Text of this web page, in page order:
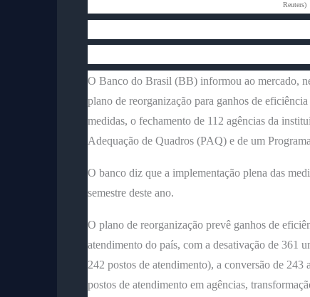
Reuters)
O Banco do Brasil (BB) informou ao mercado,
plano de reorganização para ganhos de
medidas, o fechamento de 112 agências da
Adequação de Quadros (PAQ) e de um
O banco diz que a implementação plena das
semestre deste ano.
O plano de reorganização prevê ganhos de
atendimento do país, com a desativação de 361
242 postos de atendimento), a conversão de 243
postos de atendimento em agências,